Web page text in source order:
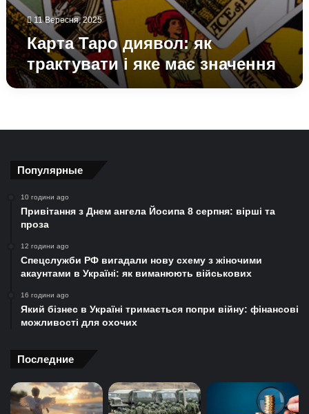
11 Вересня, 2025
Карта Таро диявол: як
трактувати і яке має значення
Популярные
10 години ago
Привітання з Днем ангела Йосипа 8 серпня: вірші та
проза
12 години ago
Спецслужби РФ вигадали нову схему з жіночими
акаунтами в Україні: як виманюють військових
16 години ago
Який бізнес в Україні тримається попри війну: фінансові
можливості для охочих
Последние